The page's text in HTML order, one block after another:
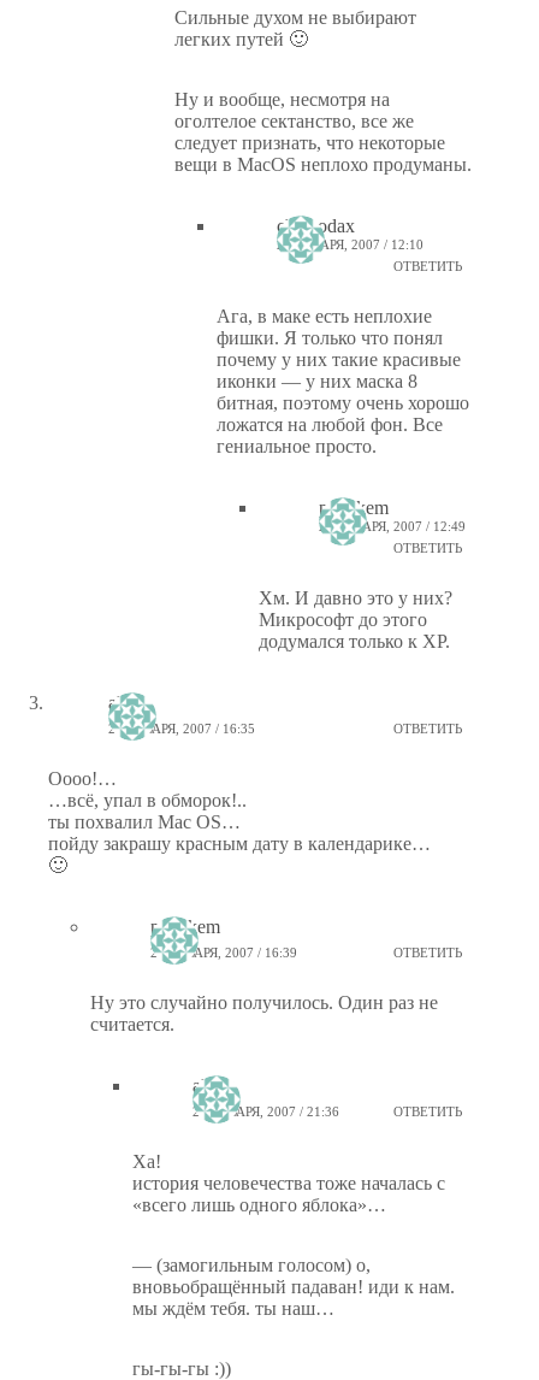
Сильные духом не выбирают
легких путей 🙂
Ну и вообще, несмотря на
оголтелое сектанство, все же
следует признать, что некоторые
вещи в MacOS неплохо продуманы.
chemodax
23 ЯНВАРЯ, 2007 / 12:10
ОТВЕТИТЬ
Ага, в маке есть неплохие
фишки. Я только что понял
почему у них такие красивые
иконки — у них маска 8
битная, поэтому очень хорошо
ложатся на любой фон. Все
гениальное просто.
ptiz_kem
23 ЯНВАРЯ, 2007 / 12:49
ОТВЕТИТЬ
Хм. И давно это у них?
Микрософт до этого
додумался только к XP.
alnite
21 ЯНВАРЯ, 2007 / 16:35 ОТВЕТИТЬ
Оооо!…
…всё, упал в обморок!..
ты похвалил Mac OS…
пойду закрашу красным дату в календарике…
🙂
ptiz_kem
21 ЯНВАРЯ, 2007 / 16:39 ОТВЕТИТЬ
Ну это случайно получилось. Один раз не
считается.
alnite
21 ЯНВАРЯ, 2007 / 21:36 ОТВЕТИТЬ
Ха!
история человечества тоже началась с
«всего лишь одного яблока»…
— (замогильным голосом) о,
вновьобращённый падаван! иди к нам.
мы ждём тебя. ты наш…
гы-гы-гы :))